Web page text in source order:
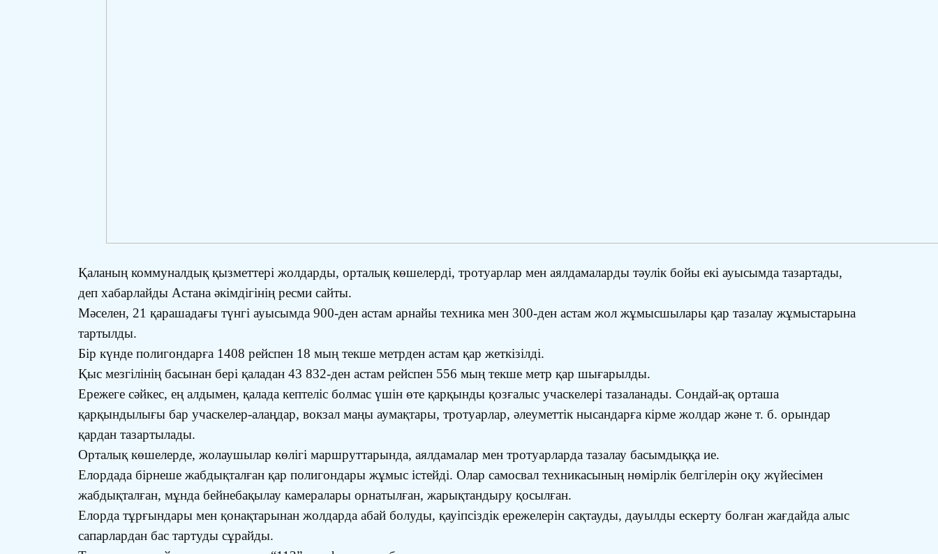
Қаланың коммуналдық қызметтері жолдарды, орталық көшелерді, тротуарлар мен аялдамаларды тәулік бойы екі ауысымда тазартады,
деп хабарлайды Астана әкімдігінің ресми сайты.
Мәселен, 21 қарашадағы түнгі ауысымда 900-ден астам арнайы техника мен 300-ден астам жол жұмысшылары қар тазалау жұмыстарына
тартылды.
Бір күнде полигондарға 1408 рейспен 18 мың текше метрден астам қар жеткізілді.
Қыс мезгілінің басынан бері қаладан 43 832-ден астам рейспен 556 мың текше метр қар шығарылды.
Ережеге сәйкес, ең алдымен, қалада кептеліс болмас үшін өте қарқынды қозғалыс учаскелері тазаланады. Сондай-ақ орташа
қарқындылығы бар учаскелер-алаңдар, вокзал маңы аумақтары, тротуарлар, әлеуметтік нысандарға кірме жолдар және т. б. орындар
қардан тазартылады.
Орталық көшелерде, жолаушылар көлігі маршруттарында, аялдамалар мен тротуарларда тазалау басымдыққа ие.
Елордада бірнеше жабдықталған қар полигондары жұмыс істейді. Олар самосвал техникасының нөмірлік белгілерін оқу жүйесімен
жабдықталған, мұнда бейнебақылау камералары орнатылған, жарықтандыру қосылған.
Елорда тұрғындары мен қонақтарынан жолдарда абай болуды, қауіпсіздік ережелерін сақтауды, дауылды ескерту болған жағдайда алыс
сапарлардан бас тартуды сұрайды.